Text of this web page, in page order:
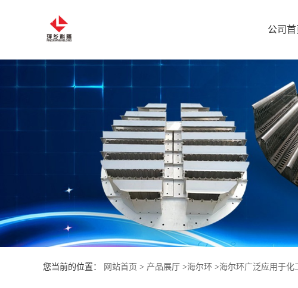
介
公司首
您当前的位置： 网站首页 > 产品展厅 >海尔环 >海尔环广泛应用于化